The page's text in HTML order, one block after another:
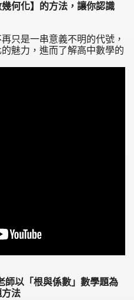
何化】的方法，讓你認識
只是一串意義不明的代號，
魅力，進而了解高中數學的
師以「根與係數」數學題為
法